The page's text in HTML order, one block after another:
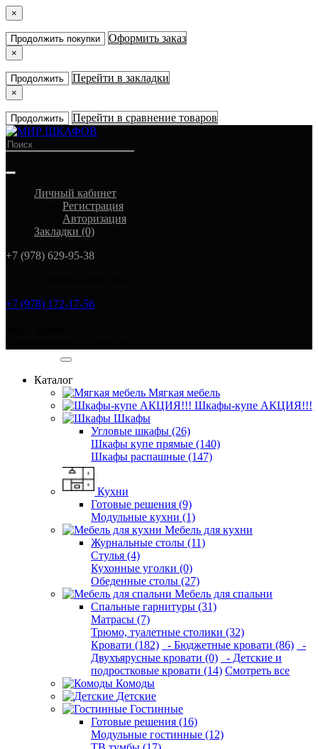
×
Продолжить покупки Оформить заказ
×
Продолжить Перейти в закладки
×
Продолжить Перейти в сравнение товаров
Личный кабинет
Регистрация
Авторизация
Закладки (0)
+7 (978) 629-95-38
+7 (978) 172-17-56
Каталог
Мягкая мебель
Шкафы-купе АКЦИЯ!!!
Шкафы
Угловые шкафы (26)
Шкафы купе прямые (140)
Шкафы распашные (147)
Кухни
Готовые решения (9)
Модульные кухни (1)
Мебель для кухни
Журнальные столы (11)
Стулья (4)
Кухонные уголки (0)
Обеденные столы (27)
Мебель для спальни
Спальные гарнитуры (31)
Матрасы (7)
Трюмо, туалетные столики (32)
Кровати (182)
- Бюджетные кровати (86)
-
Двухъярусные кровати (0)
- Детские и
подростковые кровати (14) Смотреть все
Комоды
Детские
Гостинные
Готовые решения (16)
Модульные гостинные (12)